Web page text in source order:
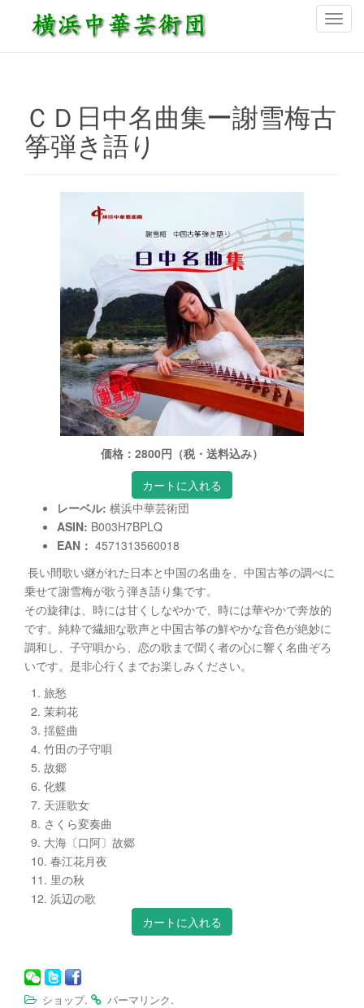
ナ
ョ
ＣＤ日中名曲集ー謝雪梅古
筝弾き語り
価格：2800円（税・送料込み）
レーベル: 横浜中華芸術団
ASIN: B003H7BPLQ
EAN： 4571313560018
長い間歌い継がれた日本と中国の名曲を、中国古筝の調べに
乗せて謝雪梅が歌う弾き語り集です。
その旋律は、時には甘くしなやかで、時には華やかで奔放的
です。純粋で繊細な歌声と中国古筝の鮮やかな音色が絶妙に
調和し、子守唄から、恋の歌まで聞く者の心に響く名曲ぞろ
いです。是非心行くまでお楽しみください。
1. 旅愁
2. 茉莉花
3. 揺籃曲
4. 竹田の子守唄
5. 故郷
6. 化蝶
7. 天涯歌女
8. さくら変奏曲
9. 大海〔口阿〕故郷
10. 春江花月夜
11. 里の秋
12. 浜辺の歌
ショップ. パーマリンク.